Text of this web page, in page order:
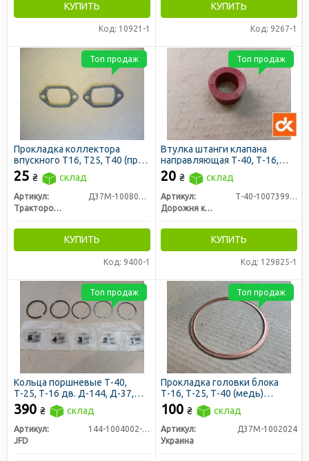
КУПИТЬ
Код: 10921-1
КУПИТЬ
Код: 9267-1
Прокладка коллектора
впускного Т16, Т25, Т40 (пр-
во ЛЗТД)
25 ₴ склад
Артикул:
Д37М-1008070Б-Р
Трактородеталь г. Лозовая
КУПИТЬ
Код: 9400-1
Топ продаж
Втулка штанги клапана
направляющая Т-40, Т-16,
Т-25 (Д30-100739А) (красная)
(ДК)
20 ₴ склад
Артикул:
Т-40-1007399А-R
Дорожня карта
КУПИТЬ
Код: 129825-1
Топ продаж
Кольца поршневые Т-40,
Т-25, Т-16 дв. Д-144, Д-37,
Д-21 5-кан (2 масл. кольца) П/
К (JFD)
390 ₴ склад
Артикул:
144-1004002-A5 (JFD)
JFD
Топ продаж
Прокладка головки блока
Т-16, Т-25, Т-40 (медь)
(Украина)
100 ₴ склад
Артикул:
Д37М-1002024
Украина
Топ продаж